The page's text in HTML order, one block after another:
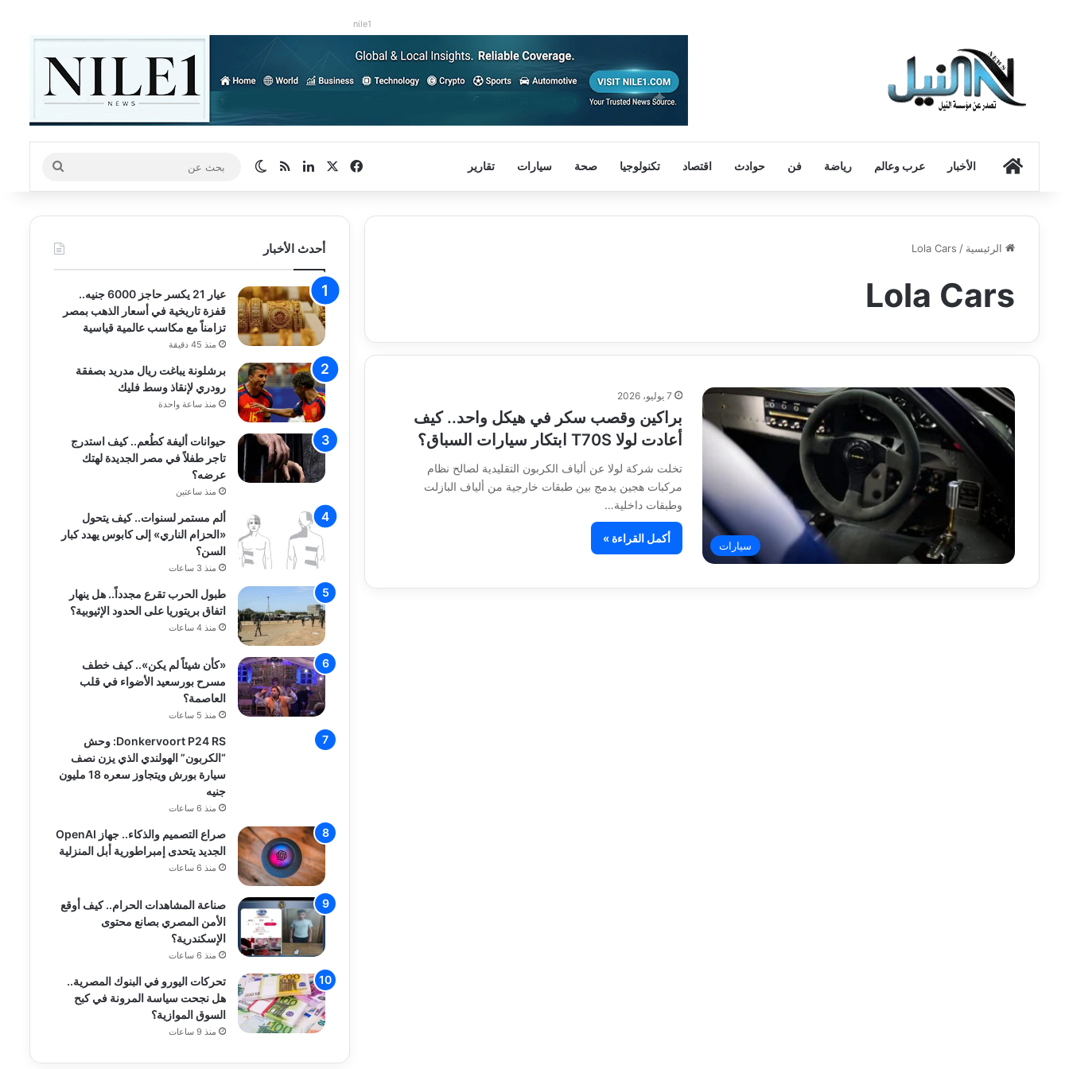
nile1
الرئيسيةالأخبار عرب وعالم رياضة فن حوادث اقتصاد تكنولوجيا صحة سيارات تقارير فيسبوك لينكدإنملخص الموقع RSS
الوضع المظلم
بحث
عن
الرئيسية /
Lola Cars
Lola Cars
سيارات
7 يوليو، 2026
براكين وقصب سكر في هيكل واحد.. كيف
أعادت لولا T70S ابتكار سيارات السباق؟
تخلت شركة لولا عن ألياف الكربون التقليدية لصالح نظام
مركبات هجين يدمج بين طبقات خارجية من ألياف البازلت
وطبقات داخلية…
أكمل القراءة »
أحدث الأخبار
عيار 21 يكسر حاجز 6000 جنيه..
قفزة تاريخية في أسعار الذهب بمصر
تزامناً مع مكاسب عالمية قياسية
منذ 45 دقيقة
برشلونة يباغت ريال مدريد بصفقة
رودري لإنقاذ وسط فليك
منذ ساعة واحدة
حيوانات أليفة كطُعم.. كيف استدرج
تاجر طفلاً في مصر الجديدة لهتك
عرضه؟
منذ ساعتين
ألم مستمر لسنوات.. كيف يتحول
«الحزام الناري» إلى كابوس يهدد كبار
السن؟
منذ 3 ساعات
طبول الحرب تقرع مجدداً.. هل ينهار
اتفاق بريتوريا على الحدود الإثيوبية؟
منذ 4 ساعات
«كأن شيئاً لم يكن».. كيف خطف
مسرح بورسعيد الأضواء في قلب
العاصمة؟
منذ 5 ساعات
Donkervoort P24 RS: وحش
“الكربون” الهولندي الذي يزن نصف
سيارة بورش ويتجاوز سعره 18 مليون
جنيه
منذ 6 ساعات
صراع التصميم والذكاء.. جهاز OpenAI
الجديد يتحدى إمبراطورية أبل المنزلية
منذ 6 ساعات
صناعة المشاهدات الحرام.. كيف أوقع
الأمن المصري بصانع محتوى
الإسكندرية؟
منذ 6 ساعات
تحركات اليورو في البنوك المصرية..
هل نجحت سياسة المرونة في كبح
السوق الموازية؟
منذ 9 ساعات